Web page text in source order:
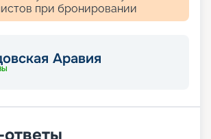
29 ресторанов и кафе, среди
традиционные блюда,
и джариш.
агентством.
при бронировании
Аравия